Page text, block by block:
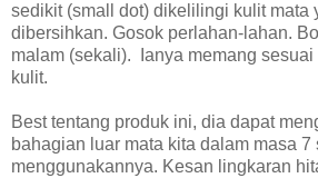
sedikit (small dot) dikelilingi kulit mata
dibersihkan. Gosok perlahan-lahan.
malam (sekali). Ianya memang
kulit.
Best tentang produk ini, dia dapat
bahagian luar mata kita dalam masa
menggunakannya. Kesan lingkaran